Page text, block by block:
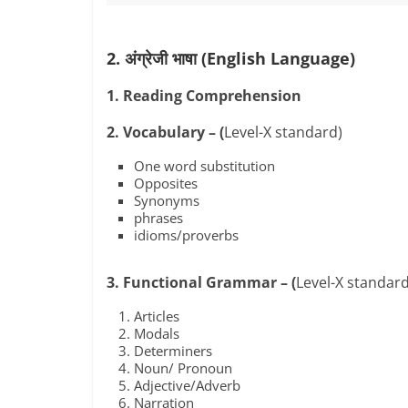
2. अंग्रेजी भाषा (English Language)
1. Reading Comprehension
2. Vocabulary –(Level-X standard)
One word substitution
Opposites
Synonyms
phrases
idioms/proverbs
3. Functional Grammar –(Level-X
Articles
Modals
Determiners
Noun/ Pronoun
Adjective/Adverb
Narration